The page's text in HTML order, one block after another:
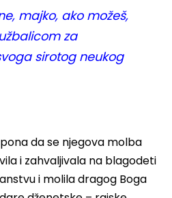
majko, ako možeš,
za
sirotog neukog
da se njegova molba
i zahvaljivala na blagodeti
i molila dragog Boga